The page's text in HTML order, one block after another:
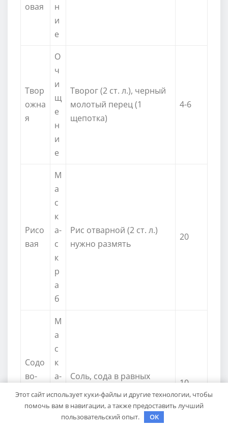
овая
н
и
е
Твор
ожна
я
О
ч
и
щ
е
н
и
е
Творог (2 ст. л.), черный
молотый перец (1
щепотка)
4-6
Рисо
вая
М
а
с
к
а-
с
к
р
а
б
Рис отварной (2 ст. л.)
нужно размять
20
Содо
во-
соле
вая
М
а
с
к
а-
к
Соль, сода в равных
10
Этот сайт использует куки-файлы и другие технологии, чтобы
помочь вам в навигации, а также предоставить лучший
пользовательский опыт.
OK